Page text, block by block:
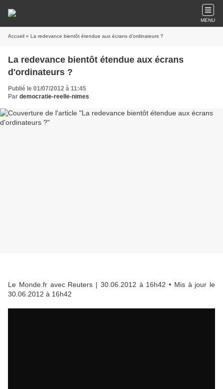
MENU
Accueil » La redevance bientôt étendue aux écrans d'ordinateurs ?
La redevance bientôt étendue aux écrans
d'ordinateurs ?
Publié le 01/07/2012 à 11:45
Par democratie-reelle-nimes
Le Monde.fr avec Reuters | 30.06.2012 à 16h42 • Mis à jour le
30.06.2012 à 16h42